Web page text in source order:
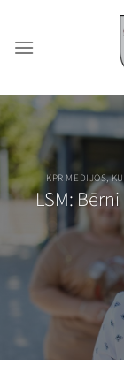
content
KPR MEDIJOS,
LSM: